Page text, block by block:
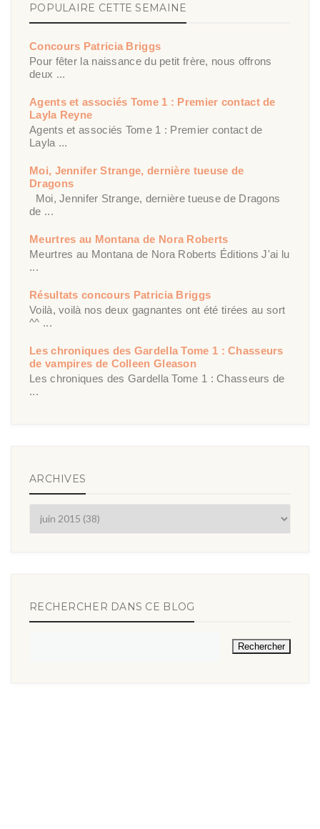
POPULAIRE CETTE SEMAINE
Concours Patricia Briggs
Pour fêter la naissance du petit frère, nous offrons
deux ...
Agents et associés Tome 1 : Premier contact de
Layla Reyne
Agents et associés Tome 1 : Premier contact de
Layla ...
Moi, Jennifer Strange, dernière tueuse de
Dragons
Moi, Jennifer Strange, dernière tueuse de Dragons
de ...
Meurtres au Montana de Nora Roberts
Meurtres au Montana de Nora Roberts Éditions J'ai lu
...
Résultats concours Patricia Briggs
Voilà, voilà nos deux gagnantes ont été tirées au sort
^^ ...
Les chroniques des Gardella Tome 1 : Chasseurs
de vampires de Colleen Gleason
Les chroniques des Gardella Tome 1 : Chasseurs de
...
ARCHIVES
RECHERCHER DANS CE BLOG